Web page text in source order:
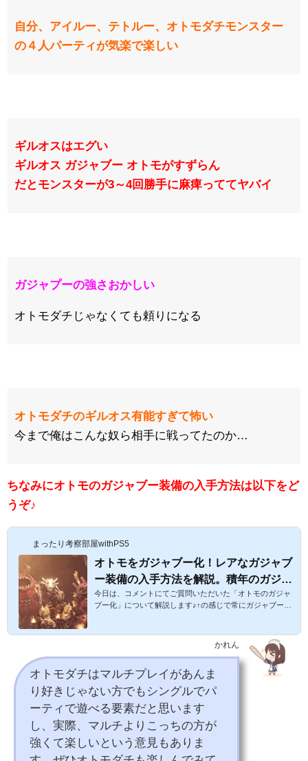
自分、アイルー、テトルー、オトモダチモンスター
の４人パーティが気楽で楽しい
ギルオスはエグい
ギルオス ガジャブー オトモがすずらん
だとモンスターが3～4回勝手に麻痺っててヤバイ
ガジャプーの強さおかしい
オトモダチじゃなくても頼りになる
オトモダチのギルオス有能すぎて怖い
今まで俺はこんな奴ら相手に戦ってたのか…
ちなみにオトモのガジャブー装備の入手方法は以下をど
うぞ♪
まったり考察部屋withPS5
オトモをガジャブー化！レアなガジャブ
ー装備の入手方法を解説。積年のガジャ
ブーを討伐できるイベント「料理長の！
ハラハラ撃退依頼」をご紹介☆【モンハ
今日は、コメントにてご質問いただいた「オトモのガジャ
ブー化」について解説します♪↑の感じで常にガジャブー
ブーを討伐できるイベント「料理長の！ハラハラ撃退依
頼」をご紹介☆【モンハンワールド攻略】オトモ道具の全
入手方法と装備については以下に解説しています♪スポンサ
ーリンク １オトモのガジャブー化装備についてこちらが、
オトモをガジャブー化したときの装備です♪本当にガジャブ
ー化してる！？Σ(´∀｀；)...
かれん
オトモダチはマルチプレイがあんま
り好きじゃない方でもシングルでパ
ーティで遊べる要素だと思います
し、実際、マルチよりこっちの方が
強くて楽しいという意見もありま